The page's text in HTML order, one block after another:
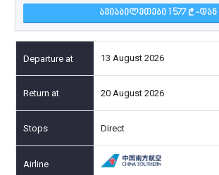
ᲐᲕᲘᲐᲑᲘᲚᲔᲗᲔᲑᲘ 1 577 -ᲓᲐᲜ
13 August 2026
20 August 2026
Direct